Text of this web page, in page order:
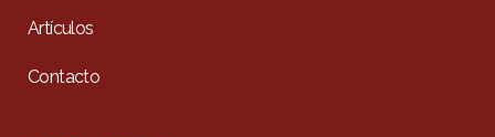
Artículos
Contacto